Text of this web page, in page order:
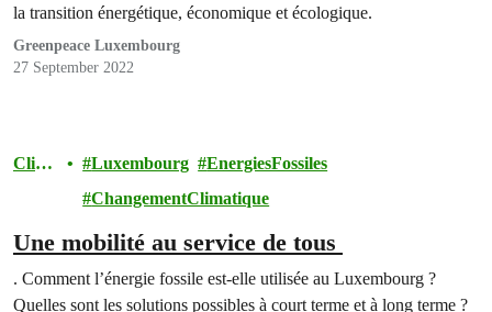
la transition énergétique, économique et écologique.
Greenpeace Luxembourg
27 September 2022
Clima
Luxembourg
EnergiesFossiles
ChangementClimatique
Une mobilité au service de tous
. Comment l’énergie fossile est-elle utilisée au Luxembourg ?
Quelles sont les solutions possibles à court terme et à long terme ?